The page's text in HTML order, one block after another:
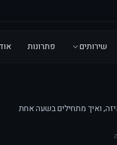
שירותים פתרונות
ואיך מתחילים בשעה אחת